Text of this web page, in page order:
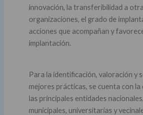
innovación, la transferibilidad a
organizaciones, el grado de
acciones que acompañan y
implantación.
Para la identificación, valoración y
mejores prácticas, se cuenta con
las principales entidades
municipales, universitarias y